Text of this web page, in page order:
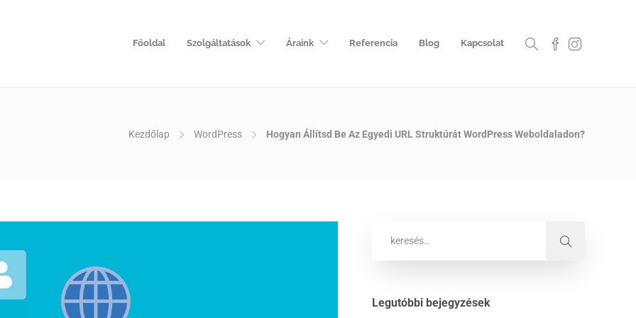
Főoldal Szolgáltatások Áraink Referencia Blog Kapcsolat
Kezdőlap WordPress Hogyan Állítsd Be Az Egyedi URL Struktúrát WordPress Weboldaladon?
Legutóbbi bejegyzések